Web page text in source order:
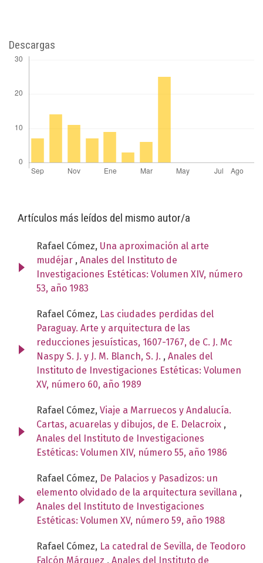
Descargas
Artículos más leídos del mismo autor/a
Rafael Cómez, Una aproximación al arte
mudéjar , Anales del Instituto de
Investigaciones Estéticas: Volumen XIV, número
53, año 1983
Rafael Cómez, Las ciudades perdidas del
Paraguay. Arte y arquitectura de las
reducciones jesuísticas, 1607-1767, de C. J. Mc
Naspy S. J. y J. M. Blanch, S. J. , Anales del
Instituto de Investigaciones Estéticas: Volumen
XV, número 60, año 1989
Rafael Cómez, Viaje a Marruecos y Andalucía.
Cartas, acuarelas y dibujos, de E. Delacroix ,
Anales del Instituto de Investigaciones
Estéticas: Volumen XIV, número 55, año 1986
Rafael Cómez, De Palacios y Pasadizos: un
elemento olvidado de la arquitectura sevillana ,
Anales del Instituto de Investigaciones
Estéticas: Volumen XV, número 59, año 1988
Rafael Cómez, La catedral de Sevilla, de Teodoro
Falcón Márquez , Anales del Instituto de